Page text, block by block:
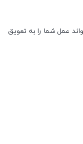
عمل شما را به تعویق